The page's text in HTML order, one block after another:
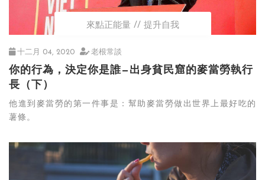
來點正能量 提升自我
十二月 04, 2020 老根常談
你的行為，決定你是誰—出身貧民窟的麥當勞執行
長（下）
他進到麥當勞的第一件事是：幫助麥當勞做出世界上最好吃的
薯條。